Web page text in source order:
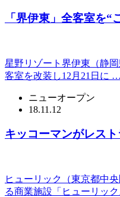
「界伊東」全客室を“
星野リゾート界伊東（静
客室を改装し12月21日に …
ニューオープン
18.11.12
キッコーマンがレス
ヒューリック（東京都中
る商業施設「ヒューリッ